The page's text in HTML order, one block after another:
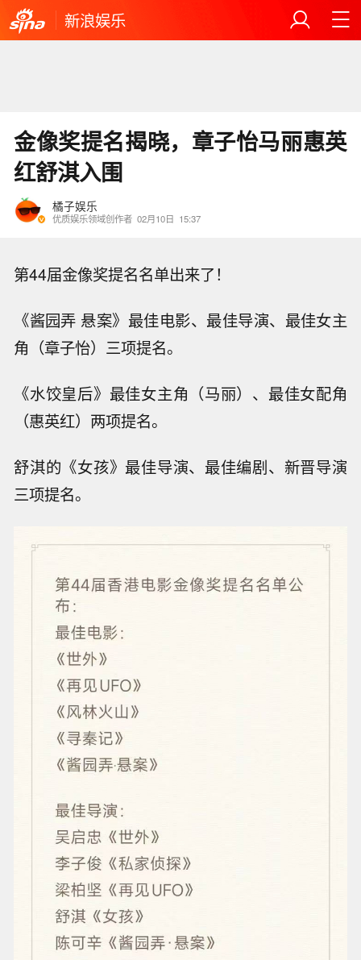
新浪娱乐
金像奖提名揭晓，章子怡马丽惠英
红舒淇入围
橘子娱乐
优质娱乐领域创作者 02月10日 15:37
第44届金像奖提名名单出来了！
《酱园弄 悬案》最佳电影、最佳导演、最佳女主
角（章子怡）三项提名。
《水饺皇后》最佳女主角（马丽）、最佳女配角
（惠英红）两项提名。
舒淇的《女孩》最佳导演、最佳编剧、新晋导演
三项提名。